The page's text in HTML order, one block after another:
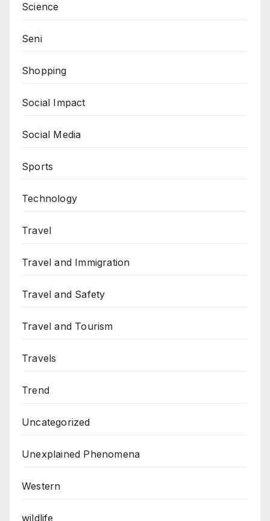
Science
Seni
Shopping
Social Impact
Social Media
Sports
Technology
Travel
Travel and Immigration
Travel and Safety
Travel and Tourism
Travels
Trend
Uncategorized
Unexplained Phenomena
Western
wildlife